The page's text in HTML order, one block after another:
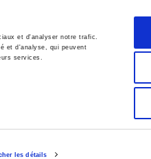
et d'analyser notre trafic.
et d'analyse, qui peuvent
services.
les détails
English
Politics